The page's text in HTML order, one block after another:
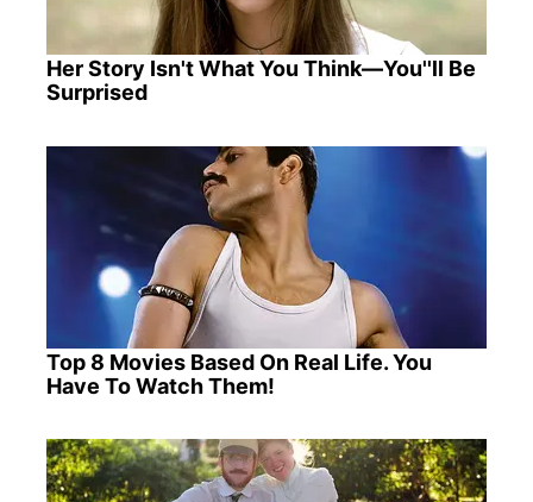
Her Story Isn't What You Think—You''ll Be
Surprised
Top 8 Movies Based On Real Life. You
Have To Watch Them!